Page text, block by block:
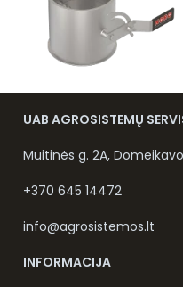
UAB AGROSISTEMŲ
Muitinės g. 2A,
+370 645 14472
info@agrosistemos.lt
INFORMACIJA